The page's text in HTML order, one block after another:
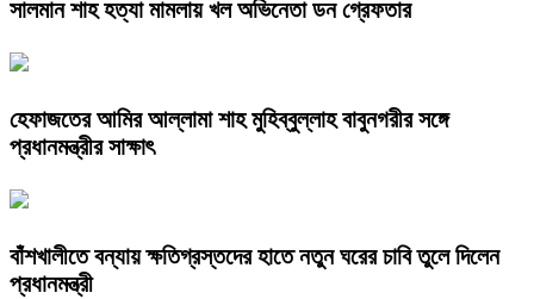
সালমান শাহ হত্যা মামলায় খল অভিনেতা ডন গ্রেফতার
হেফাজতের আমির আল্লামা শাহ মুহিব্বুল্লাহ বাবুনগরীর সঙ্গে
প্রধানমন্ত্রীর সাক্ষাৎ
বাঁশখালীতে বন্যায় ক্ষতিগ্রস্তদের হাতে নতুন ঘরের চাবি তুলে দিলেন
প্রধানমন্ত্রী